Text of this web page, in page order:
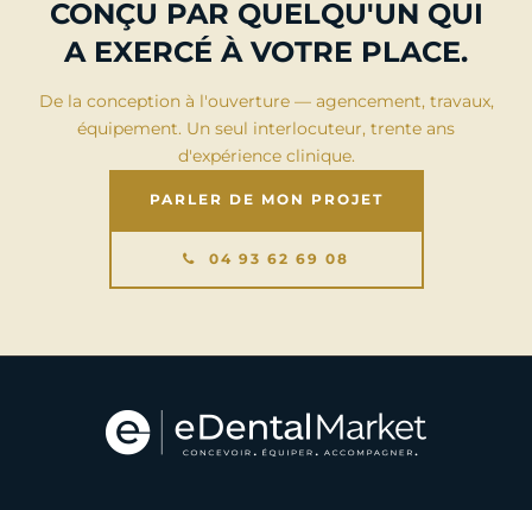
CONÇU PAR QUELQU'UN QUI
A EXERCÉ À VOTRE PLACE.
De la conception à l'ouverture — agencement, travaux,
équipement. Un seul interlocuteur, trente ans
d'expérience clinique.
PARLER DE MON PROJET
04 93 62 69 08